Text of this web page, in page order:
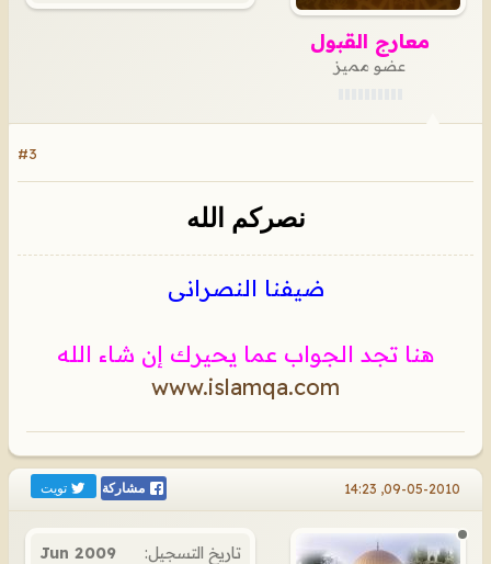
معارج القبول
عضو مميز
#3
نصركم الله
ضيفنا النصرانى
هنا تجد الجواب عما يحيرك إن شاء الله
www.islamqa.com
09-05-2010, 14:23 مشاركة تويت
تاريخ التسجيل:
Jun 2009